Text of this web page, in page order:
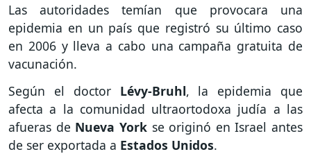
Las autoridades temían que provocara una
epidemia en un país que registró su último caso
en 2006 y lleva a cabo una campaña gratuita de
vacunación.
Según el doctor Lévy-Bruhl, la epidemia que
afecta a la comunidad ultraortodoxa judía a las
afueras de Nueva York se originó en Israel antes
de ser exportada a Estados Unidos.